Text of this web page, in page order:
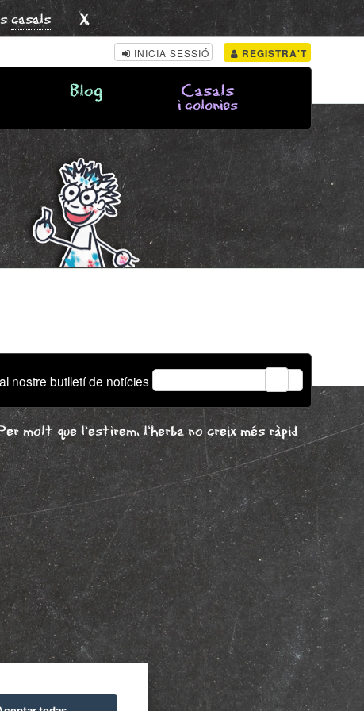
casals x
INICIA SESSIÓ REGISTRA'T
Blog Casals
i colonies
nostre butlletí de notícies
molt que l'estirem, l'herba no creix més ràpid